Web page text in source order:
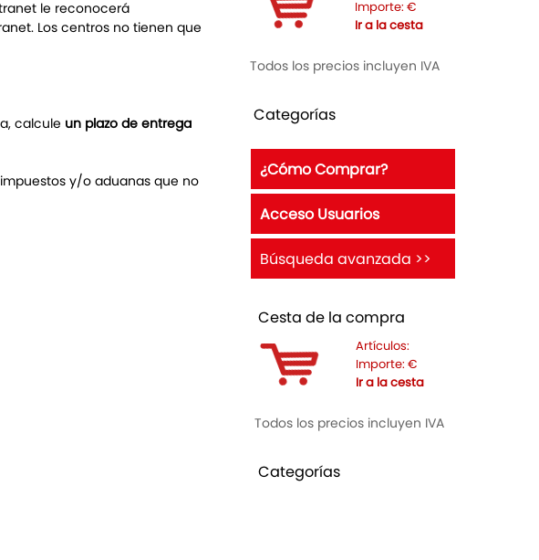
le reconocerá
Los centros no tienen que
calcule un plazo de entrega
y/o aduanas que no
Importe: €
Ir a la cesta
Todos los precios incluyen IVA
Categorías
¿Cómo Comprar?
Acceso Usuarios
Búsqueda avanzada >>
Cesta de la compra
Artículos:
Importe: €
Ir a la cesta
Todos los precios incluyen IVA
Categorías